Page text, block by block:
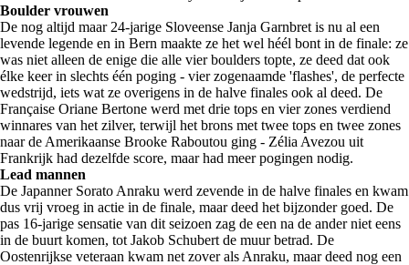
Boulder vrouwen
De nog altijd maar 24-jarige Sloveense Janja Garnbret is nu al een
levende legende en in Bern maakte ze het wel héél bont in de finale: ze
was niet alleen de enige die alle vier boulders topte, ze deed dat ook
élke keer in slechts één poging - vier zogenaamde 'flashes', de perfecte
wedstrijd, iets wat ze overigens in de halve finales ook al deed. De
Française Oriane Bertone werd met drie tops en vier zones verdiend
winnares van het zilver, terwijl het brons met twee tops en twee zones
naar de Amerikaanse Brooke Raboutou ging - Zélia Avezou uit
Frankrijk had dezelfde score, maar had meer pogingen nodig.
Lead mannen
De Japanner Sorato Anraku werd zevende in de halve finales en kwam
dus vrij vroeg in actie in de finale, maar deed het bijzonder goed. De
pas 16-jarige sensatie van dit seizoen zag de een na de ander niet eens
in de buurt komen, tot Jakob Schubert de muur betrad. De
Oostenrijkse veteraan kwam net zover als Anraku, maar deed nog een